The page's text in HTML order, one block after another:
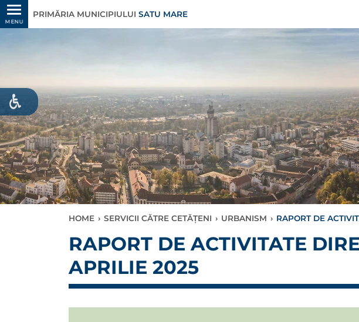
MENU
PRIMĂRIA MUNICIPIULUI SATU MARE
HOME › SERVICII CĂTRE CETĂȚENI › URBANISM › RAPORT DE
RAPORT DE ACTIVITATE
APRILIE 2025